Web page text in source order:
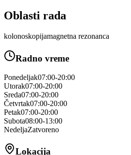
Oblasti rada
kolonoskopijamagnetna rezonanca
Radno vreme
Ponedeljak07:00-20:00
Utorak07:00-20:00
Sreda07:00-20:00
Četvrtak07:00-20:00
Petak07:00-20:00
Subota08:00-13:00
NedeljaZatvoreno
Lokacija